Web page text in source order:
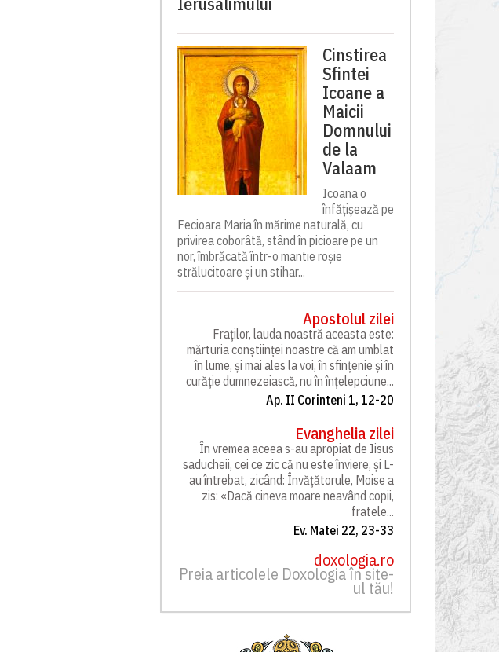
Cinstirea
Sfintei
Icoane a
Maicii
Domnului
de la
Valaam
Icoana o
înfățișează pe
Fecioara Maria în mărime naturală, cu
privirea coborâtă, stând în picioare pe un
nor, îmbrăcată într-o mantie roșie
strălucitoare și un stihar...
Apostolul zilei
Fraților, lauda noastră aceasta este:
mărturia conștiinței noastre că am umblat
în lume, și mai ales la voi, în sfințenie și în
curăție dumnezeiască, nu în înțelepciune...
Ap. II Corinteni 1, 12-20
Evanghelia zilei
În vremea aceea s-au apropiat de Iisus
saducheii, cei ce zic că nu este înviere, și L-
au întrebat, zicând: Învățătorule, Moise a
zis: «Dacă cineva moare neavând copii,
fratele...
Ev. Matei 22, 23-33
doxologia.ro
Preia articolele Doxologia în site-
ul tău!